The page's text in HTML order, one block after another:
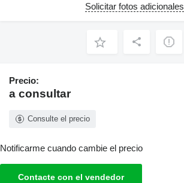
Solicitar fotos adicionales
Precio:
a consultar
Consulte el precio
Notificarme cuando cambie el precio
Contacte con el vendedor